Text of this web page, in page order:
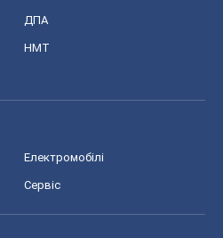
ДПА
НМТ
Електромобілі
Сервіс